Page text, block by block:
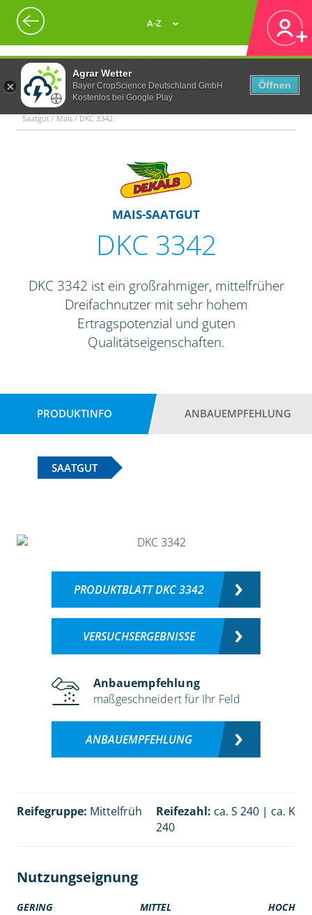
Agrar Wetter
Bayer CropScience Deutschland GmbH
Kostenlos bei Google Play
Öffnen
A-Z
Saatgut / Mais / DKC 3342
MAIS-SAATGUT
DKC 3342
DKC 3342 ist ein großrahmiger, mittelfrüher
Dreifachnutzer mit sehr hohem
Ertragspotenzial und guten
Qualitätseigenschaften.
PRODUKTINFO ANBAUEMPFEHLUNG
SAATGUT
PRODUKTBLATT DKC 3342
VERSUCHSERGEBNISSE
Anbauempfehlung
maßgeschneidert für Ihr Feld
ANBAUEMPFEHLUNG
Reifegruppe: Mittelfrüh Reifezahl: ca. S 240 | ca. K
240
Nutzungseignung
GERING MITTEL HOCH